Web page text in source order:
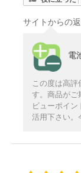
サイトからの
電
この度は高評
す。商品がご
ビューポイ
活用下さい。